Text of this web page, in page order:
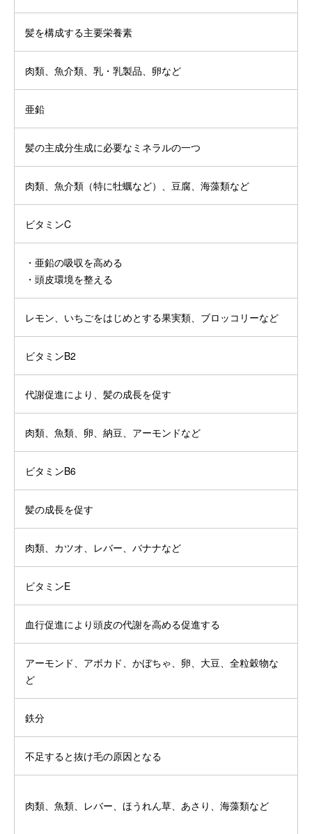
髪を構成する主要栄養素
肉類、魚介類、乳・乳製品、卵など
亜鉛
髪の主成分生成に必要なミネラルの一つ
肉類、魚介類（特に牡蠣など）、豆腐、海藻類など
ビタミンC
・亜鉛の吸収を高める
・頭皮環境を整える
レモン、いちごをはじめとする果実類、ブロッコリーなど
ビタミンB2
代謝促進により、髪の成長を促す
肉類、魚類、卵、納豆、アーモンドなど
ビタミンB6
髪の成長を促す
肉類、カツオ、レバー、バナナなど
ビタミンE
血行促進により頭皮の代謝を高める促進する
アーモンド、アボカド、かぼちゃ、卵、大豆、全粒穀物な
ど
鉄分
不足すると抜け毛の原因となる
肉類、魚類、レバー、ほうれん草、あさり、海藻類など